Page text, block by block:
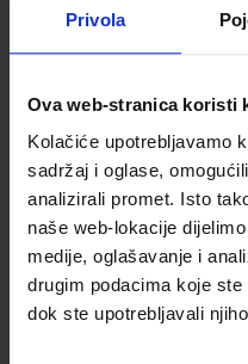
Privola
Ova web-stranica koristi
Kolačiće upotrebljavamo
sadržaj i oglase,
analizirali promet. Isto
naše web-lokacije
medije, oglašavanje i
drugim podacima koje
dok ste upotrebljavali
SKU:569175
ŠIFRA OMOTA:500175
Udžbenik
GEA 4; radna bilježnica za
dodatnim digitalnim
Nakladnik:
ŠKOLSKA KNJIGA d.d.
7625-DOM